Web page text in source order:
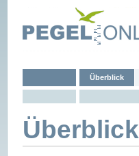
Überblick
Überblick